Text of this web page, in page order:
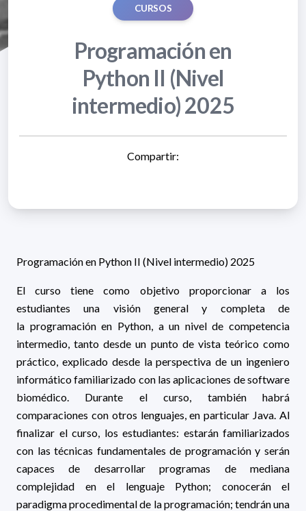
CURSOS
Programación en
Python II (Nivel
intermedio) 2025
Compartir:
Programación en Python II (Nivel intermedio) 2025
El curso tiene como objetivo proporcionar a los
estudiantes una visión general y completa de
la programación en Python, a un nivel de competencia
intermedio, tanto desde un punto de vista teórico como
práctico, explicado desde la perspectiva de un ingeniero
informático familiarizado con las aplicaciones de software
biomédico. Durante el curso, también habrá
comparaciones con otros lenguajes, en particular Java. Al
finalizar el curso, los estudiantes: estarán familiarizados
con las técnicas fundamentales de programación y serán
capaces de desarrollar programas de mediana
complejidad en el lenguaje Python; conocerán el
paradigma procedimental de la programación; tendrán una